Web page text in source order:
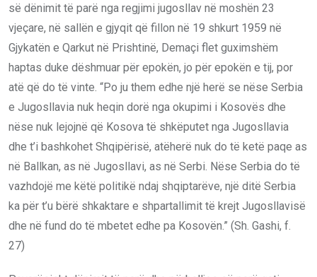
së dënimit të parë nga regjimi jugosllav në moshën 23
vjeçare, në sallën e gjyqit që fillon në 19 shkurt 1959 në
Gjykatën e Qarkut në Prishtinë, Demaçi flet guximshëm
haptas duke dëshmuar për epokën, jo për epokën e tij, por
atë që do të vinte. “Po ju them edhe një herë se nëse Serbia
e Jugosllavia nuk heqin dorë nga okupimi i Kosovës dhe
nëse nuk lejojnë që Kosova të shkëputet nga Jugosllavia
dhe t’i bashkohet Shqipërisë, atëherë nuk do të ketë paqe as
në Ballkan, as në Jugosllavi, as në Serbi. Nëse Serbia do të
vazhdojë me këtë politikë ndaj shqiptarëve, një ditë Serbia
ka për t’u bërë shkaktare e shpartallimit të krejt Jugosllavisë
dhe në fund do të mbetet edhe pa Kosovën.” (Sh. Gashi, f.
27)